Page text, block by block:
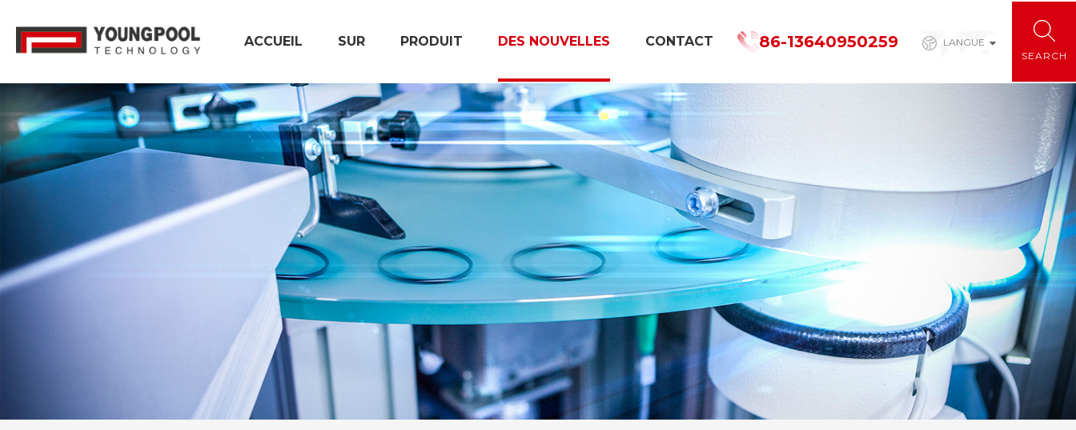
LANGUE
86-13640950259
ACCUEIL SUR PRODUIT DES NOUVELLES CONTACT